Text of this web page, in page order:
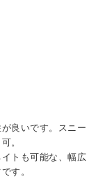
良いです。スニー
。
トも可能な、幅広
す。